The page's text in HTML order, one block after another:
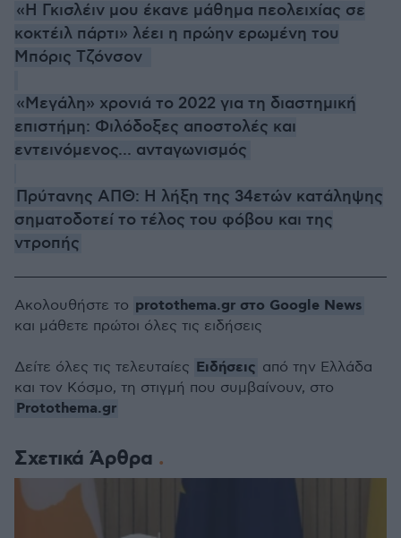
«Η Γκισλέιν μου έκανε μάθημα πεολειχίας σε
κοκτέιλ πάρτι» λέει η πρώην ερωμένη του
Μπόρις Τζόνσον
«Μεγάλη» χρονιά το 2022 για τη διαστημική
επιστήμη: Φιλόδοξες αποστολές και
εντεινόμενος... ανταγωνισμός
Πρύτανης ΑΠΘ: Η λήξη της 34ετών κατάληψης
σηματοδοτεί το τέλος του φόβου και της
ντροπής
Σχετικά Άρθρα
Ακολουθήστε το protothema.gr στο Google News
και μάθετε πρώτοι όλες τις ειδήσεις
Δείτε όλες τις τελευταίες Ειδήσεις από την Ελλάδα
και τον Κόσμο, τη στιγμή που συμβαίνουν, στο
Protothema.gr